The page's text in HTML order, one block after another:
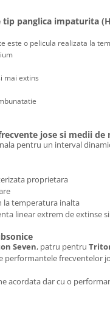
panglica impaturita
este o pelicula realizata la
mai extins
jose si medii
pentru un interval
proprietara
la temperatura inalta
linear extrem de extinse
Seven, patru pentru
performantele frecventelor
acordata dar cu o